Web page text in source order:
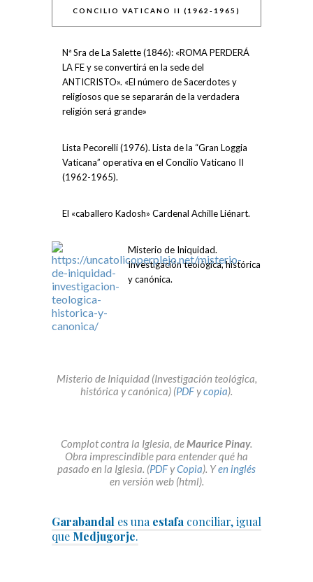
CONCILIO VATICANO II (1962-1965)
Nª Sra de La Salette (1846): «ROMA PERDERÁ
LA FE y se convertirá en la sede del
ANTICRISTO». «El número de Sacerdotes y
religiosos que se separarán de la verdadera
religión será grande»
Lista Pecorelli (1976). Lista de la “Gran Loggia
Vaticana” operativa en el Concilio Vaticano II
(1962-1965).
El «caballero Kadosh» Cardenal Achille Liénart.
Misterio de Iniquidad.
Investigación teológica, histórica
y canónica.
Misterio de Iniquidad (Investigación teológica,
histórica y canónica) (PDFycopia).
Complot contra la Iglesia, deMaurice Pinay.
Obra imprescindible para entender qué ha
pasado en la Iglesia. (PDFyCopia). Yen inglés
en versión web (html).
Garabandal es una estafa conciliar, igual
que Medjugorje.